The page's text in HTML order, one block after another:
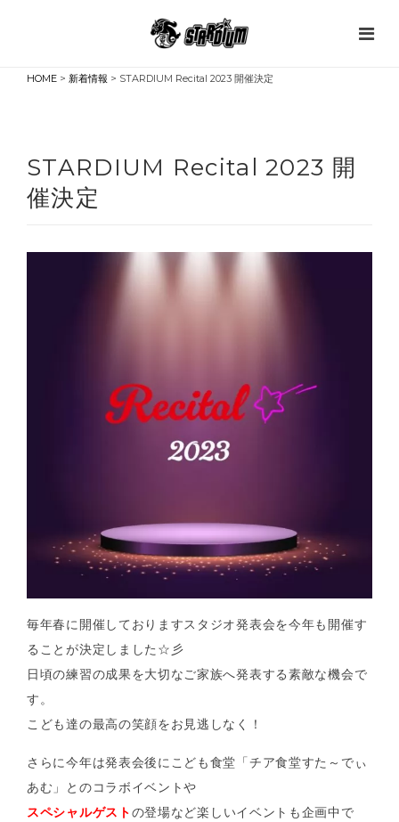
HOME > 新着情報 > STARDIUM Recital 2023 開催決定
STARDIUM Recital 2023 開
催決定
毎年春に開催しておりますスタジオ発表会を今年も開催す
ることが決定しました☆彡
日頃の練習の成果を大切なご家族へ発表する素敵な機会で
す。
こども達の最高の笑顔をお見逃しなく！
さらに今年は発表会後にこども食堂「チア食堂すた～でぃ
あむ」とのコラボイベントや
スペシャルゲストの登場など楽しいイベントも企画中で